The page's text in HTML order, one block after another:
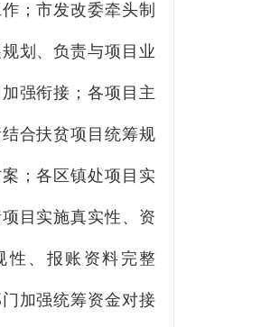
；市发改委牵头制
划、负责与项目业
强衔接；各项目主
合扶贫项目统筹规
； 各 区镇处项目实
目实施真实性、资
性、报账资料完整
加强统筹资金对接